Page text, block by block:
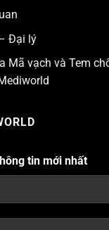
Đại lý
Mã vạch và Tem
tin mới nhất